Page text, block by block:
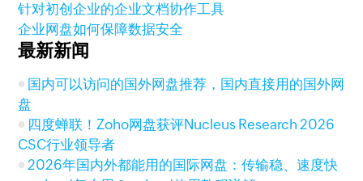
针对初创企业的企业文档协作工具
企业网盘如何保障数据安全
最新新闻
国内可以访问的国外网盘推荐，国内直接用的国外网
盘
四度蝉联！Zoho网盘获评Nucleus Research 2026
CSC行业领导者
2026年国内外都能用的国际网盘：传输稳、速度快